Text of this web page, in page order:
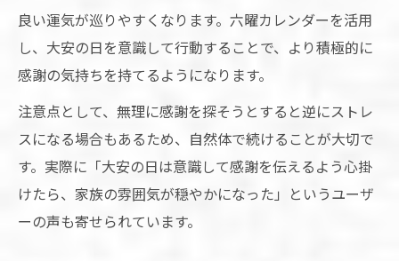
良い運気が巡りやすくなります。六曜カレンダーを活用
し、大安の日を意識して行動することで、より積極的に
感謝の気持ちを持てるようになります。
注意点として、無理に感謝を探そうとすると逆にストレ
スになる場合もあるため、自然体で続けることが大切で
す。実際に「大安の日は意識して感謝を伝えるよう心掛
けたら、家族の雰囲気が穏やかになった」というユーザ
ーの声も寄せられています。